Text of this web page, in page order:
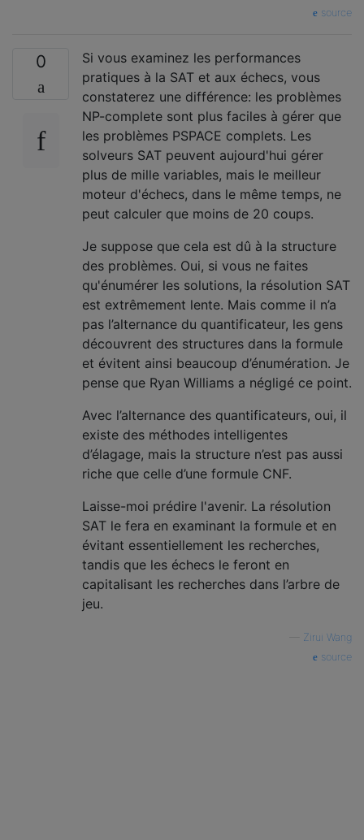
source
0
Si vous examinez les performances
pratiques à la SAT et aux échecs, vous
constaterez une différence: les problèmes
NP-complete sont plus faciles à gérer que
les problèmes PSPACE complets. Les
solveurs SAT peuvent aujourd'hui gérer
plus de mille variables, mais le meilleur
moteur d'échecs, dans le même temps, ne
peut calculer que moins de 20 coups.
Je suppose que cela est dû à la structure
des problèmes. Oui, si vous ne faites
qu'énumérer les solutions, la résolution SAT
est extrêmement lente. Mais comme il n’a
pas l’alternance du quantificateur, les gens
découvrent des structures dans la formule
et évitent ainsi beaucoup d’énumération. Je
pense que Ryan Williams a négligé ce point.
Avec l’alternance des quantificateurs, oui, il
existe des méthodes intelligentes
d’élagage, mais la structure n’est pas aussi
riche que celle d’une formule CNF.
Laisse-moi prédire l'avenir. La résolution
SAT le fera en examinant la formule et en
évitant essentiellement les recherches,
tandis que les échecs le feront en
capitalisant les recherches dans l’arbre de
jeu.
Zirui Wang
source